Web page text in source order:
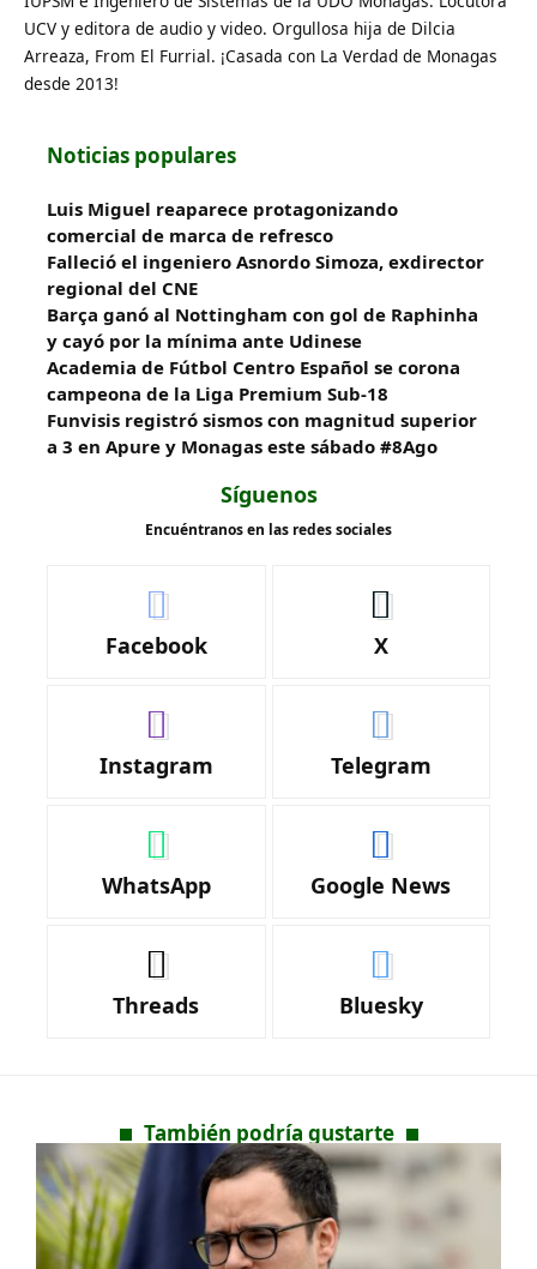
UCV y editora de audio y video. Orgullosa hija de Dilcia
Arreaza, From El Furrial. ¡Casada con La Verdad de Monagas
desde 2013!
Noticias populares
Luis Miguel reaparece protagonizando
comercial de marca de refresco
Falleció el ingeniero Asnordo Simoza, exdirector
regional del CNE
Barça ganó al Nottingham con gol de Raphinha
y cayó por la mínima ante Udinese
Academia de Fútbol Centro Español se corona
campeona de la Liga Premium Sub-18
Funvisis registró sismos con magnitud superior
a 3 en Apure y Monagas este sábado #8Ago
Síguenos
Encuéntranos en las redes sociales
Facebook X
Instagram Telegram
WhatsApp Google News
Threads Bluesky
También podría gustarte